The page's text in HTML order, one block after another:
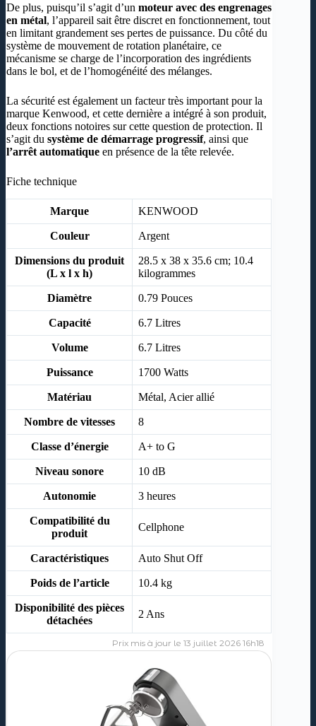
De plus, puisqu’il s’agit d’un moteur avec des engrenages
en métal, l’appareil sait être discret en fonctionnement, tout
en limitant grandement ses pertes de puissance. Du côté du
système de mouvement de rotation planétaire, ce
mécanisme se charge de l’incorporation des ingrédients
dans le bol, et de l’homogénéité des mélanges.
La sécurité est également un facteur très important pour la
marque Kenwood, et cette dernière a intégré à son produit,
deux fonctions notoires sur cette question de protection. Il
s’agit du système de démarrage progressif, ainsi que
l’arrêt automatique en présence de la tête relevée.
Fiche technique
Marque ‎KENWOOD
Couleur ‎Argent
Dimensions du produit
(L x l x h)
‎28.5 x 38 x 35.6 cm; 10.4
kilogrammes
Diamètre ‎0.79 Pouces
Capacité ‎6.7 Litres
Volume ‎6.7 Litres
Puissance ‎1700 Watts
Matériau ‎Métal, Acier allié
Nombre de vitesses ‎8
Classe d’énergie ‎A+ to G
Niveau sonore ‎10 dB
Autonomie ‎3 heures
Compatibilité du
produit
‎Cellphone
Caractéristiques ‎Auto Shut Off
Poids de l’article ‎10.4 kg
Disponibilité des pièces
détachées
‎2 Ans
13 juillet 2026 16h18